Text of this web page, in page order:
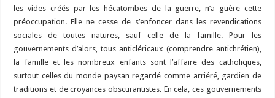
les vides créés par les hécatombes de la guerre, n’a guère cette
préoccupation. Elle ne cesse de s’enfoncer dans les revendications
sociales de toutes natures, sauf celle de la famille. Pour les
gouvernements d’alors, tous anticléricaux (comprendre antichrétien),
la famille et les nombreux enfants sont l’affaire des catholiques,
surtout celles du monde paysan regardé comme arriéré, gardien de
traditions et de croyances obscurantistes. En cela, ces gouvernements